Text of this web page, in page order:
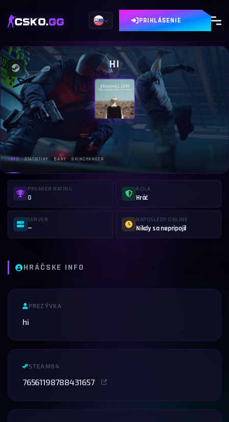
PRIHLÁSENIE
HI
INFO ŠTATISTIKY BANY SKINCHANGER
PREMIER RATING
0
ROLA
Hráč
SERVER
—
NAPOSLEDY ONLINE
Nikdy sa nepripojil
HRÁČSKE INFO
PREZÝVKA
hi
STEAM64
76561198788431657